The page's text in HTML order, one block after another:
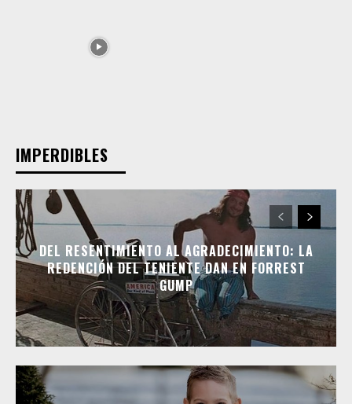
IMPERDIBLES
DEL RESENTIMIENTO AL AGRADECIMIENTO: LA
REDENCIÓN DEL TENIENTE DAN EN FORREST
GUMP